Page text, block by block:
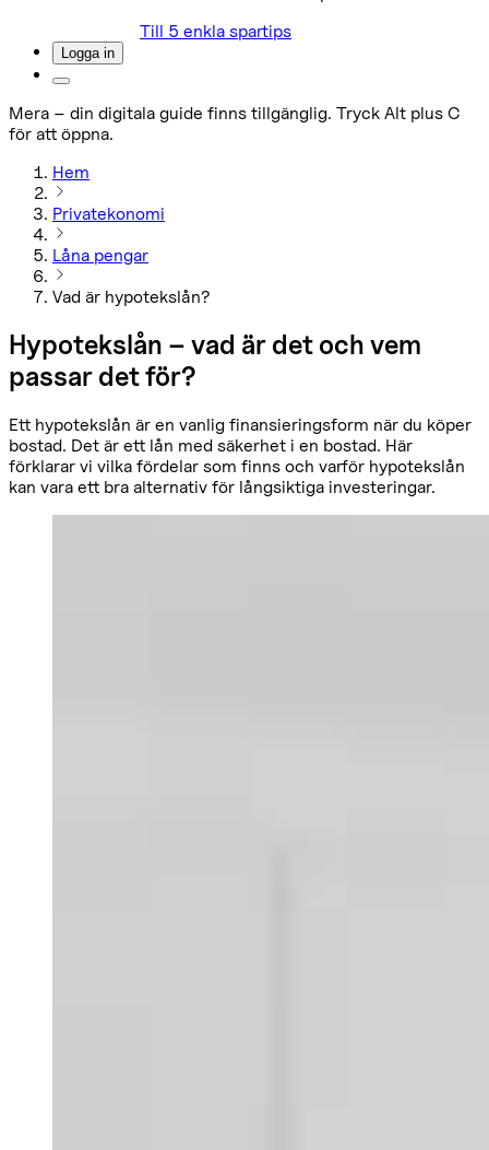
Till 5 enkla spartips
Logga in
Mera – din digitala guide finns tillgänglig. Tryck Alt plus C
för att öppna.
Hem
Privatekonomi
Låna pengar
Vad är hypotekslån?
Hypotekslån – vad är det och vem
passar det för?
Ett hypotekslån är en vanlig finansieringsform när du köper
bostad. Det är ett lån med säkerhet i en bostad. Här
förklarar vi vilka fördelar som finns och varför hypotekslån
kan vara ett bra alternativ för långsiktiga investeringar.